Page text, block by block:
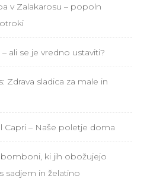
v Zalakarosu – popoln
ali se je vredno ustaviti?
Zdrava sladica za male in
Capri – Naše poletje doma
ki jih obožujejo
sadjem in želatino